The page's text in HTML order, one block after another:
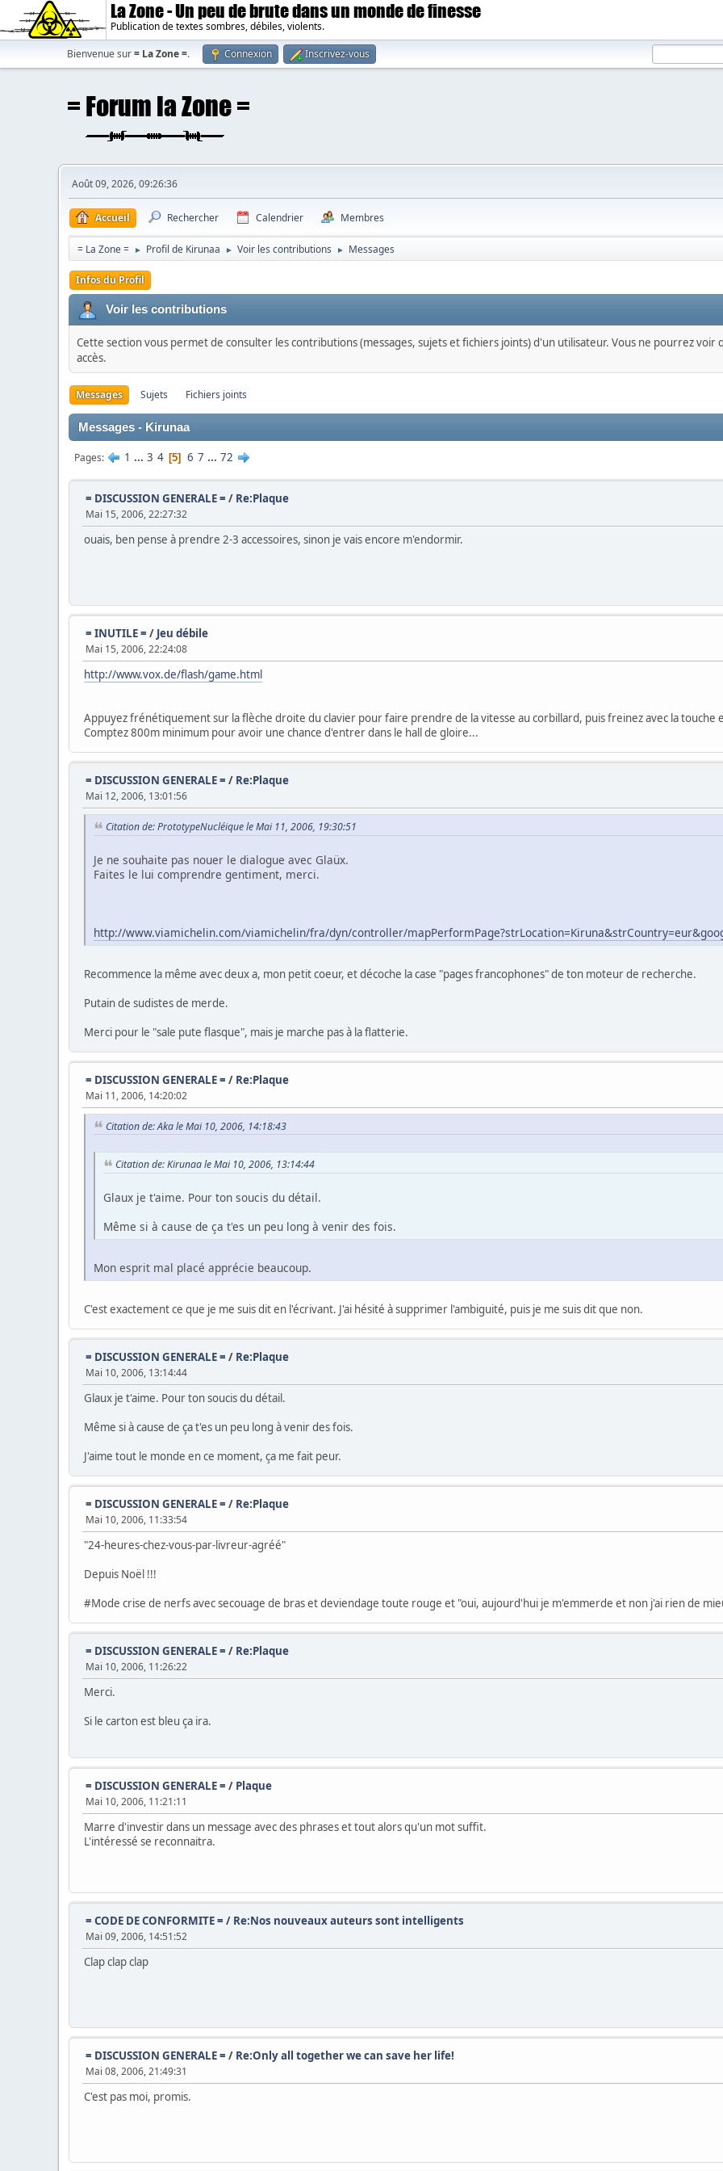
La Zone - Un peu de brute dans un monde de finesse
Publication de textes sombres, débiles, violents.
Bienvenue sur= La Zone =. Connexion Inscrivez-vous
Août 09, 2026, 09:26:36
Accueil Rechercher Calendrier Membres
= La Zone = ► Profil de Kirunaa ► Voir les contributions ► Messages
Infos du Profil
Voir les contributions
Cette section vous permet de consulter les contributions (messages, sujets et fichiers joints) d'un utilisateur. Vous ne pourrez voir
accès.
Messages Sujets Fichiers joints
Messages - Kirunaa
Pages 1 ... 3 4 5 6 7 ... 72
= DISCUSSION GENERALE = / Re:Plaque
Mai 15, 2006, 22:27:32
ouais, ben pense à prendre 2-3 accessoires, sinon je vais encore m'endormir.
= INUTILE = / Jeu débile
Mai 15, 2006, 22:24:08
http://www.vox.de/flash/game.html
Appuyez frénétiquement sur la flèche droite du clavier pour faire prendre de la vitesse au corbillard, puis freinez avec la touche
Comptez 800m minimum pour avoir une chance d'entrer dans le hall de gloire...
= DISCUSSION GENERALE = / Re:Plaque
Mai 12, 2006, 13:01:56
Citation de: PrototypeNucléique le Mai 11, 2006, 19:30:51
Je ne souhaite pas nouer le dialogue avec Glaüx.
Faites le lui comprendre gentiment, merci.
http://www.viamichelin.com/viamichelin/fra/dyn/controller/
Recommence la même avec deux a, mon petit coeur, et décoche la case "pages francophones" de ton moteur de recherche.
Putain de sudistes de merde.
Merci pour le "sale pute flasque", mais je marche pas à la flatterie.
= DISCUSSION GENERALE = / Re:Plaque
Mai 11, 2006, 14:20:02
Citation de: Aka le Mai 10, 2006, 14:18:43
Citation de: Kirunaa le Mai 10, 2006, 13:14:44
Glaux je t'aime. Pour ton soucis du détail.
Même si à cause de ça t'es un peu long à venir des fois.
Mon esprit mal placé apprécie beaucoup.
C'est exactement ce que je me suis dit en l'écrivant. J'ai hésité à supprimer l'ambiguité, puis je me suis dit que non.
= DISCUSSION GENERALE = / Re:Plaque
Mai 10, 2006, 13:14:44
Glaux je t'aime. Pour ton soucis du détail.
Même si à cause de ça t'es un peu long à venir des fois.
J'aime tout le monde en ce moment, ça me fait peur.
= DISCUSSION GENERALE = / Re:Plaque
Mai 10, 2006, 11:33:54
"24-heures-chez-vous-par-livreur-agréé"
Depuis Noël !!!
#Mode crise de nerfs avec secouage de bras et deviendage toute rouge et "oui, aujourd'hui je m'emmerde et non j'ai rien de
= DISCUSSION GENERALE = / Re:Plaque
Mai 10, 2006, 11:26:22
Merci.
Si le carton est bleu ça ira.
= DISCUSSION GENERALE = / Plaque
Mai 10, 2006, 11:21:11
Marre d'investir dans un message avec des phrases et tout alors qu'un mot suffit.
L'intéressé se reconnaitra.
= CODE DE CONFORMITE = / Re:Nos nouveaux auteurs sont intelligents
Mai 09, 2006, 14:51:52
Clap clap clap
= DISCUSSION GENERALE = / Re:Only all together we can save her life!
Mai 08, 2006, 21:49:31
C'est pas moi, promis.